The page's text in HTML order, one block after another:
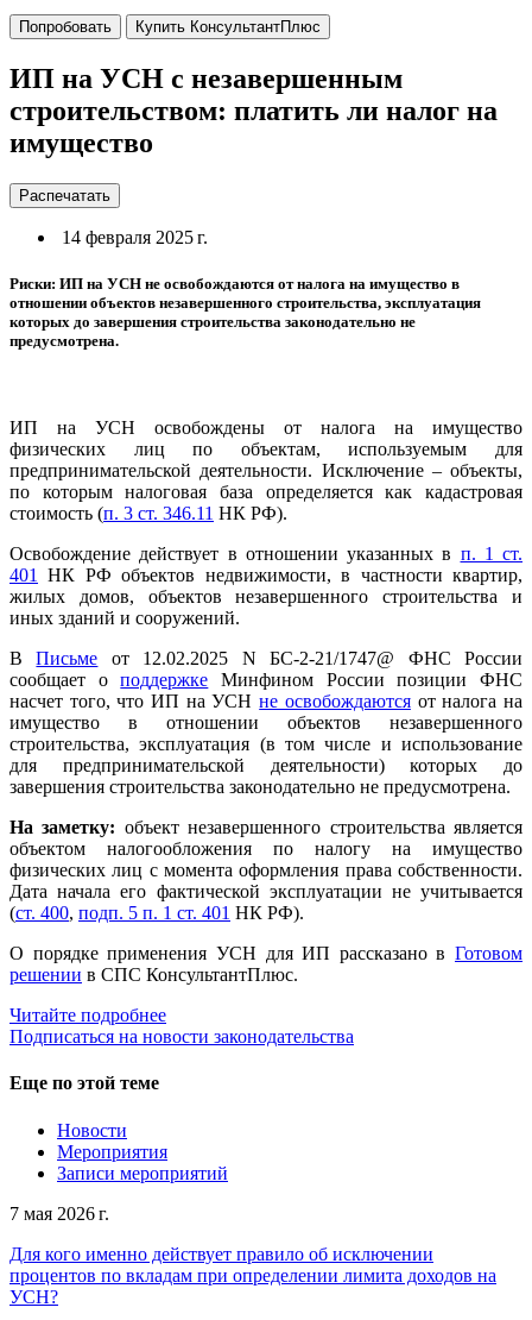
Попробовать Купить КонсультантПлюс
ИП на УСН с незавершенным
строительством: платить ли налог на
имущество
Распечатать
14 февраля 2025 г.
Риски: ИП на УСН не освобождаются от налога на имущество в
отношении объектов незавершенного строительства, эксплуатация
которых до завершения строительства законодательно не
предусмотрена.
ИП на УСН освобождены от налога на имущество
физических лиц по объектам, используемым для
предпринимательской деятельности. Исключение – объекты,
по которым налоговая база определяется как кадастровая
стоимость (п. 3 ст. 346.11 НК РФ).
Освобождение действует в отношении указанных в п. 1 ст.
401
НК РФ объектов недвижимости, в частности квартир,
жилых домов, объектов незавершенного строительства и
иных зданий и сооружений.
ВПисьме от 12.02.2025 N БС-2-21/1747@ ФНС России
сообщает оподдержке Минфином России позиции ФНС
насчет того, что ИП на УСНне освобождаютсяот налога на
имущество в отношении объектов незавершенного
строительства, эксплуатация (в том числе и использование
для предпринимательской деятельности) которых до
завершения строительства законодательно не предусмотрена.
На заметку: объект незавершенного строительства является
объектом налогообложения по налогу на имущество
физических лиц с момента оформления права собственности.
Дата начала его фактической эксплуатации не учитывается
(ст. 400, подп. 5 п. 1 ст. 401 НК РФ).
О порядке применения УСН для ИП рассказано в Готовом
решении в СПС КонсультантПлюс.
Читайте подробнее
Подписаться на новости законодательства
Еще по этой теме
Новости
Мероприятия
Записи мероприятий
7 мая 2026 г.
Для кого именно действует правило об исключении
процентов по вкладам при определении лимита доходов на
УСН?